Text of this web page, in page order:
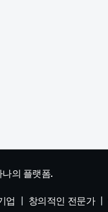
의 플랫폼.
업 창의적인 전문가